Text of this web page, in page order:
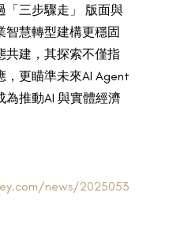
「三步驟走」 版面與
智慧轉型建構更穩固
共建，其探索不僅指
，更瞄準未來AI Agent
為推動AI 與實體經濟
news/2025053